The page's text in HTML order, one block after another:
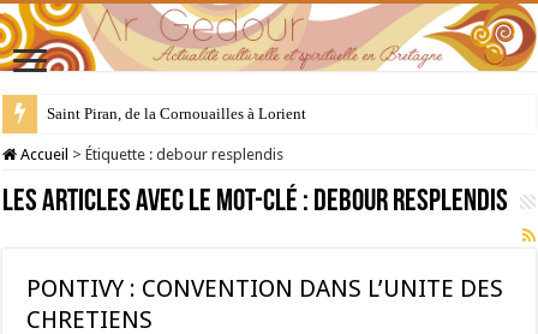
Saint Piran, de la Cornouailles à Lorient
Accueil > Étiquette :debour resplendis
Les articles avec le mot-clé : debour resplendis
PONTIVY : CONVENTION DANS L’UNITE DES
CHRETIENS